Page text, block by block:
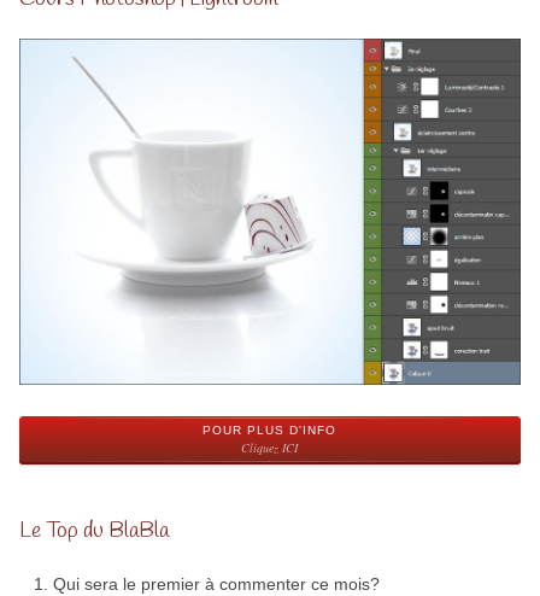
POUR PLUS D'INFO
Cliquez ICI
Le Top du BlaBla
Qui sera le premier à commenter ce mois?